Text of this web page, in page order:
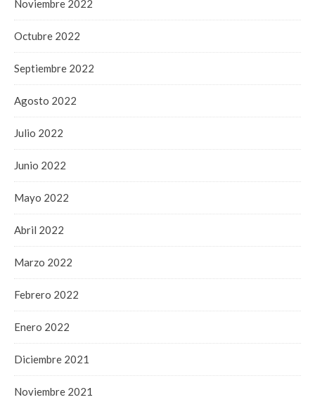
Noviembre 2022
Octubre 2022
Septiembre 2022
Agosto 2022
Julio 2022
Junio 2022
Mayo 2022
Abril 2022
Marzo 2022
Febrero 2022
Enero 2022
Diciembre 2021
Noviembre 2021